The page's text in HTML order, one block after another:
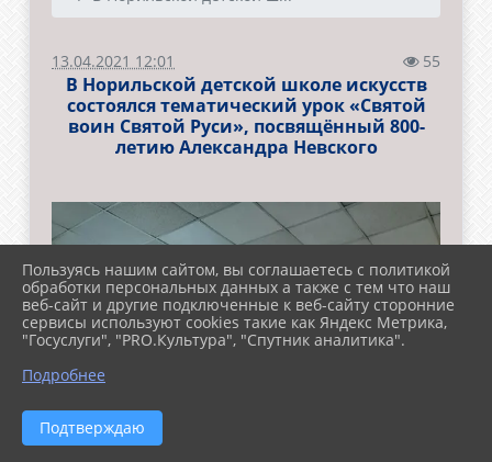
13.04.2021 12:01 55
В Норильской детской школе искусств
состоялся тематический урок «Святой
воин Святой Руси», посвящённый 800-
летию Александра Невского
Пользуясь нашим сайтом, вы соглашаетесь с политикой
обработки персональных данных а также с тем что наш
веб-сайт и другие подключенные к веб-сайту сторонние
сервисы используют cookies такие как Яндекс Метрика,
"Госуслуги", "PRO.Культура", "Спутник аналитика".
Подробнее
Подтверждаю